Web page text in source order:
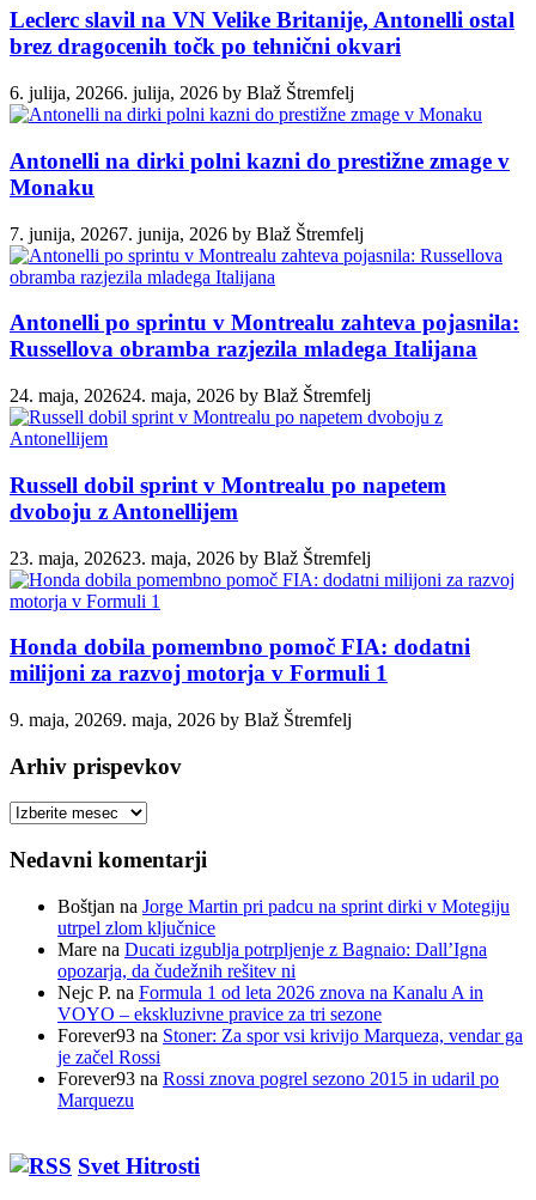
Leclerc slavil na VN Velike Britanije, Antonelli ostal
brez dragocenih točk po tehnični okvari
6. julija, 20266. julija, 2026 by Blaž Štremfelj
Antonelli na dirki polni kazni do prestižne zmage v
Monaku
7. junija, 20267. junija, 2026 by Blaž Štremfelj
Antonelli po sprintu v Montrealu zahteva pojasnila:
Russellova obramba razjezila mladega Italijana
24. maja, 202624. maja, 2026 by Blaž Štremfelj
Russell dobil sprint v Montrealu po napetem
dvoboju z Antonellijem
23. maja, 202623. maja, 2026 by Blaž Štremfelj
Honda dobila pomembno pomoč FIA: dodatni
milijoni za razvoj motorja v Formuli 1
9. maja, 20269. maja, 2026 by Blaž Štremfelj
Arhiv prispevkov
Arhiv
Nedavni komentarji
Boštjan na Jorge Martin pri padcu na sprint dirki v Motegiju
utrpel zlom ključnice
Mare na Ducati izgublja potrpljenje z Bagnaio: Dall’Igna
opozarja, da čudežnih rešitev ni
Nejc P. na Formula 1 od leta 2026 znova na Kanalu A in
VOYO – ekskluzivne pravice za tri sezone
Forever93 na Stoner: Za spor vsi krivijo Marqueza, vendar ga
je začel Rossi
Forever93 na Rossi znova pogrel sezono 2015 in udaril po
Marquezu
Svet Hitrosti